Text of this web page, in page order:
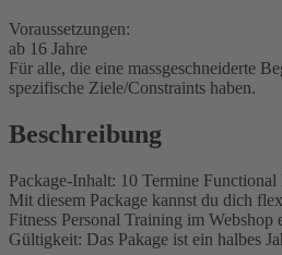
Voraussetzungen:
ab 16 Jahre
Für alle, die eine massgeschneiderte
spezifische Ziele/Constraints haben.
Beschreibung
Package-Inhalt: 10 Termine Functional
Mit diesem Package kannst du dich
Fitness Personal Training im Webshop
Gültigkeit: Das Pakage ist ein halbes